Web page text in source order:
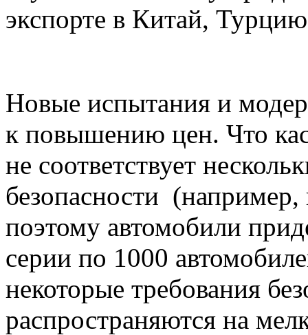
экспорте в Китай,
Новые испытания и
к повышению цен. Что
не соответствует
безопасности
поэтому автомобили
серии по 1000
некоторые требования
распространяются на